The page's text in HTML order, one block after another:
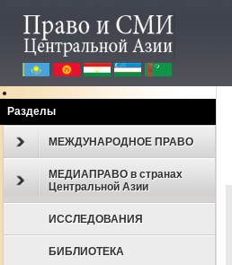
Разделы
МЕЖДУНАРОДНОЕ ПРАВО
МЕДИАПРАВО в странах
Центральной Азии
ИССЛЕДОВАНИЯ
БИБЛИОТЕКА